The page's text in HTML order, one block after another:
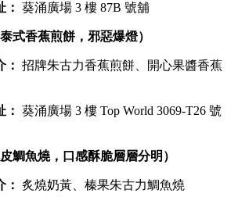
： 葵涌廣場 3 樓 87B 號舖
式香蕉煎餅，邪惡爆燈）
： 招牌朱古力香蕉煎餅、開心果醬香蕉
： 葵涌廣場 3 樓 Top World 3069-T26 號
鯛魚燒，口感酥脆層層分明）
： 炙燒奶黃、榛果朱古力鯛魚燒